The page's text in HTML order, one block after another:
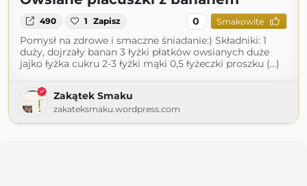
490 1 Zapisz 0 Smakowite
Pomysł na zdrowe i smaczne śniadanie:) Składniki: 1
duży, dojrzały banan 3 łyżki płatków owsianych duże
jajko łyżka cukru 2-3 łyżki mąki 0,5 łyżeczki proszku (...)
Zakątek Smaku
zakateksmaku.wordpress.com